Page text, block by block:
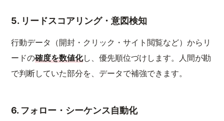
5. リードスコアリング・意図検知
行動データ（開封・クリック・サイト閲覧など）からリ
ードの確度を数値化し、優先順位づけします。人間が勘
で判断していた部分を、データで補強できます。
6. フォロー・シーケンス自動化